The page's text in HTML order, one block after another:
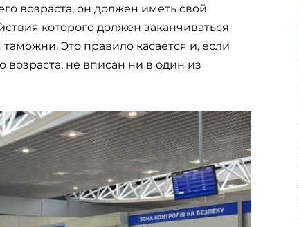
возраста, он должен иметь свой
которого должен заканчиваться
Это правило касается и, если
не вписан ни в один из